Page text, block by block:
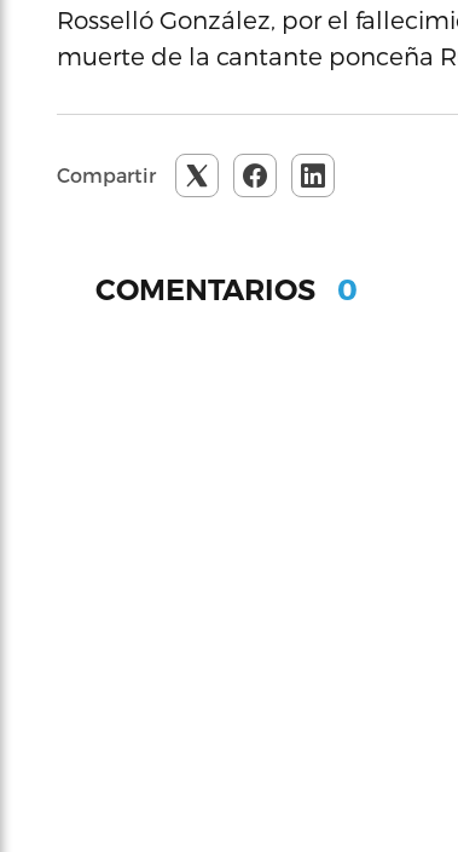
Rosselló González, por el
muerte de la cantante ponceña
Compartir
COMENTARIOS 0